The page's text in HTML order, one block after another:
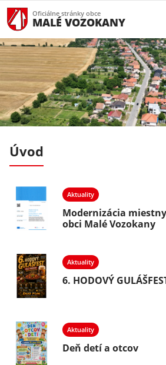
Oficiálne stránky obce
MALÉ VOZOKANY
Úvod
Aktuality
Modernizácia
obci Malé Vozokany
Aktuality
6. HODOVÝ
Aktuality
Deň detí a otcov